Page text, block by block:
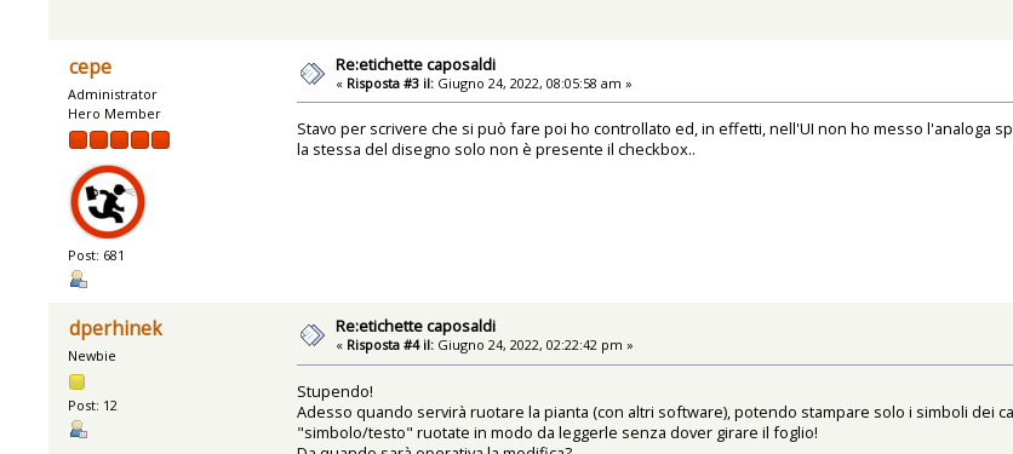
cepe
Administrator
Hero Member
Post: 681
Re:etichette caposaldi
« Risposta #3 il: Giugno 24, 2022, 08:05:58 am »
Stavo per scrivere che si può fare poi ho controllato ed, in effetti, nell'UI non ho messo l'analoga
la stessa del disegno solo non è presente il checkbox..
dperhinek
Newbie
Post: 12
Re:etichette caposaldi
« Risposta #4 il: Giugno 24, 2022, 02:22:42 pm »
Stupendo!
Adesso quando servirà ruotare la pianta (con altri software), potendo stampare solo i simboli dei
"simbolo/testo" ruotate in modo da leggerle senza dover girare il foglio!